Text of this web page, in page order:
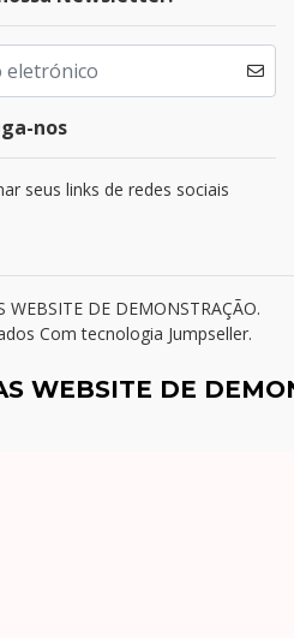
nos
seus links de redes sociais
DE DEMONSTRAÇÃO.
Com tecnologia Jumpseller.
WEBSITE DE